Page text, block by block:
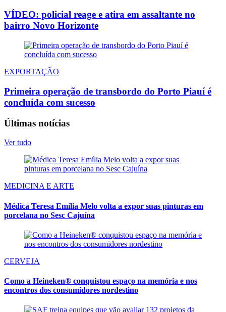
VÍDEO: policial reage e atira em assaltante no
bairro Novo Horizonte
EXPORTAÇÃO
Primeira operação de transbordo do Porto Piauí é
concluída com sucesso
Últimas notícias
Ver tudo
MEDICINA E ARTE
Médica Teresa Emília Melo volta a expor suas pinturas em
porcelana no Sesc Cajuína
CERVEJA
Como a Heineken® conquistou espaço na memória e nos
encontros dos consumidores nordestino